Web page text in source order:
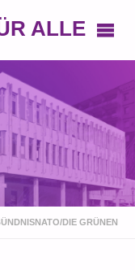
ALLE
DIE GRÜNEN